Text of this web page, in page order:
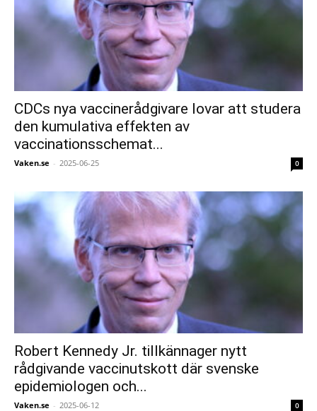
CDCs nya vaccinerådgivare lovar att studera
den kumulativa effekten av
vaccinationsschemat...
Vaken.se - 2025-06-25 0
Robert Kennedy Jr. tillkännager nytt
rådgivande vaccinutskott där svenske
epidemiologen och...
Vaken.se - 2025-06-12 0